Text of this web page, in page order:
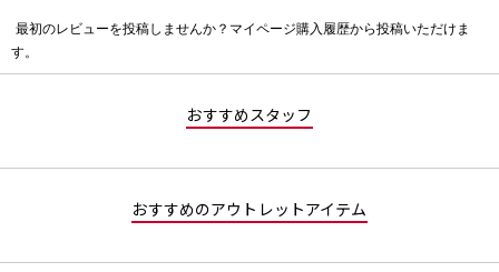
価
最初のレビューを投稿しませんか？マイページ購入履歴から投稿いただけま
す。
おすすめスタッフ
おすすめのアウトレットアイテム